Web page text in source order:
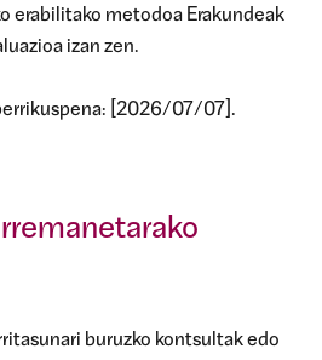
erabilitako metodoa Erakundeak
izan zen.
[2026/07/07].
buruzko kontsultak edo